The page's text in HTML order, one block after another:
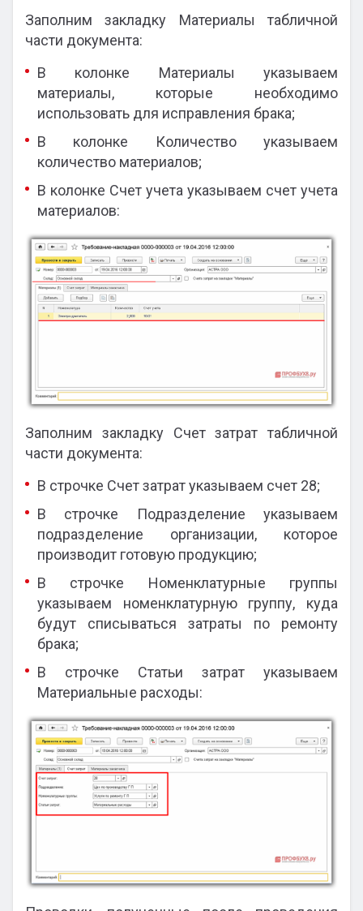
Заполним закладку Материалы табличной
части документа:
В колонке Материалы указываем
материалы, которые необходимо
использовать для исправления брака;
В колонке Количество указываем
количество материалов;
В колонке Счет учета указываем счет учета
материалов:
Заполним закладку Счет затрат табличной
части документа:
В строчке Счет затрат указываем счет 28;
В строчке Подразделение указываем
подразделение организации, которое
производит готовую продукцию;
В строчке Номенклатурные группы
указываем номенклатурную группу, куда
будут списываться затраты по ремонту
брака;
В строчке Статьи затрат указываем
Материальные расходы: